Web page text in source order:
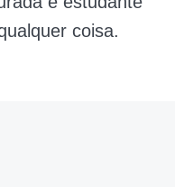
coisa.